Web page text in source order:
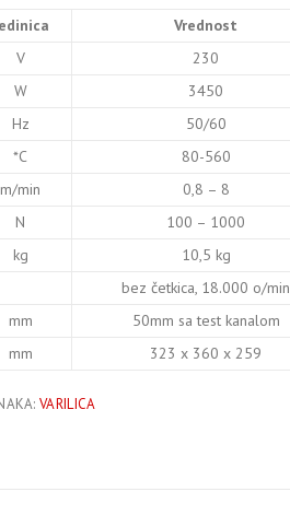
Vrednost
V
230
W
3450
Hz
50/60
*C
80-560
m/min
0,8 – 8
N
100 – 1000
kg
10,5 kg
bez četkica, 18.000 o/min
mm
50mm sa test kanalom
mm 323 x 360 x 259
VARILICA